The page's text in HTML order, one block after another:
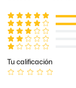
Tu calificación